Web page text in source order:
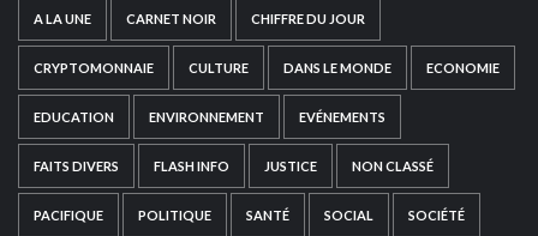
A LA UNE CARNET NOIR CHIFFRE DU JOUR
CRYPTOMONNAIE CULTURE DANS LE MONDE ECONOMIE
EDUCATION ENVIRONNEMENT EVÉNEMENTS
FAITS DIVERS FLASH INFO JUSTICE NON CLASSÉ
PACIFIQUE POLITIQUE SANTÉ SOCIAL SOCIÉTÉ